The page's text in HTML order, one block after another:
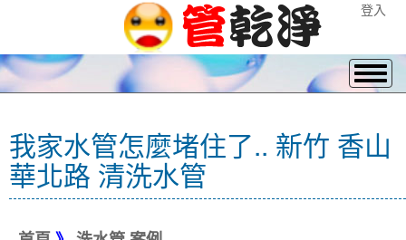
登入
我家水管怎麼堵住了.. 新竹 香山
華北路 清洗水管